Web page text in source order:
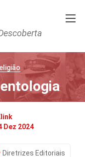
Dez 2024
Diretrizes Editoriais